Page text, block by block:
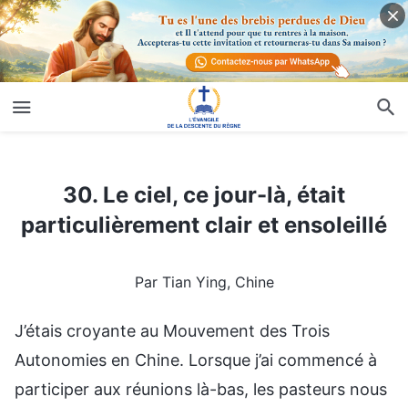
30. Le ciel, ce jour-là, était
particulièrement clair et ensoleillé
Par Tian Ying, Chine
J’étais croyante au Mouvement des Trois
Autonomies en Chine. Lorsque j’ai commencé à
participer aux réunions là-bas, les pasteurs nous